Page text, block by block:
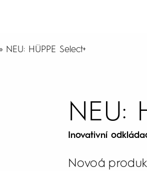
NEU: HÜPPE Select+
NEU:
Inovativní
Novoá